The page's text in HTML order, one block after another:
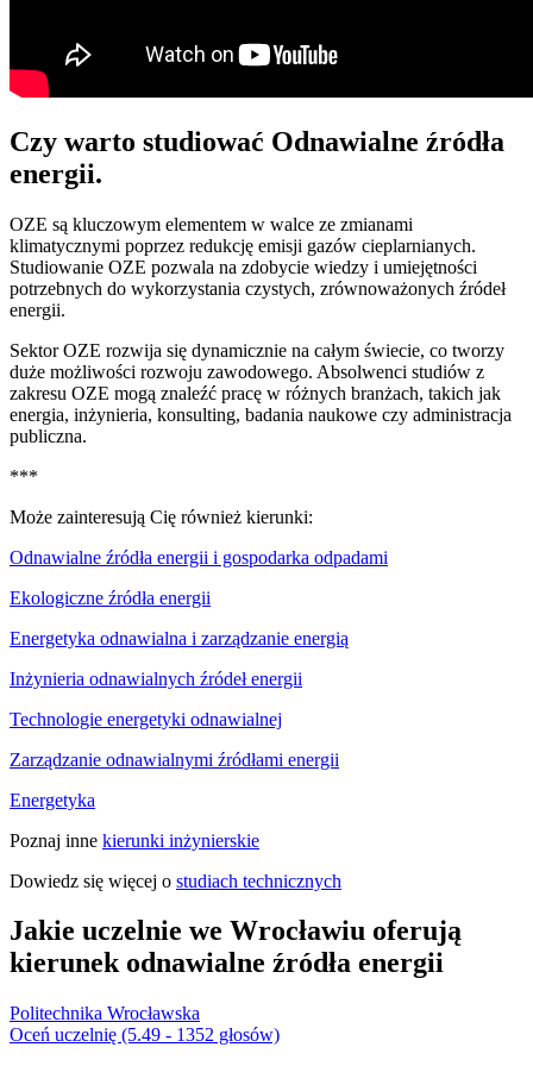
Czy warto studiować Odnawialne źródła
energii.
OZE są kluczowym elementem w walce ze zmianami
klimatycznymi poprzez redukcję emisji gazów cieplarnianych.
Studiowanie OZE pozwala na zdobycie wiedzy i umiejętności
potrzebnych do wykorzystania czystych, zrównoważonych źródeł
energii.
Sektor OZE rozwija się dynamicznie na całym świecie, co tworzy
duże możliwości rozwoju zawodowego. Absolwenci studiów z
zakresu OZE mogą znaleźć pracę w różnych branżach, takich jak
energia, inżynieria, konsulting, badania naukowe czy administracja
publiczna.
***
Może zainteresują Cię również kierunki:
Odnawialne źródła energii i gospodarka odpadami
Ekologiczne źródła energii
Energetyka odnawialna i zarządzanie energią
Inżynieria odnawialnych źródeł energii
Technologie energetyki odnawialnej
Zarządzanie odnawialnymi źródłami energii
Energetyka
Poznaj inne kierunki inżynierskie
Dowiedz się więcej o studiach technicznych
Jakie uczelnie we Wrocławiu oferują
kierunek odnawialne źródła energii
Politechnika Wrocławska
Oceń uczelnię (5.49 - 1352 głosów)